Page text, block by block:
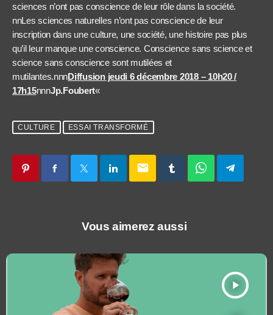
sciences n’ont pas conscience de leur rôle dans la société.
nnLes sciences naturelles n’ont pas conscience de leur
inscription dans une culture, une société, une histoire pas plus
qu’il leur manque une conscience. Conscience sans science et
science sans conscience sont mutilées et
mutilantes.nnnDiffusion jeudi 6 décembre 2018 – 10h20 /
17h15nnnJp.Foubert«
CULTURE ESSAI TRANSFORMÉ
email
Vous aimerez aussi
play_arrow